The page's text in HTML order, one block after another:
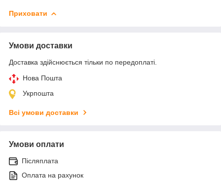
Приховати
Умови доставки
Доставка здійснюється тільки по передоплаті.
Нова Пошта
Укрпошта
Всі умови доставки
Умови оплати
Післяплата
Оплата на рахунок